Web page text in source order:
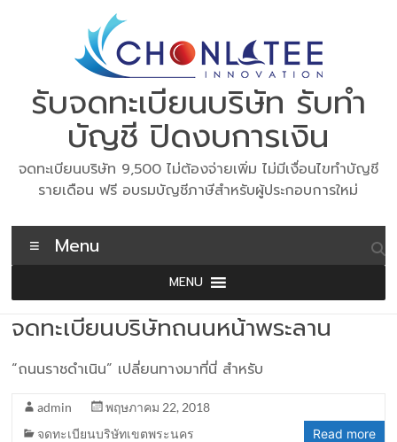
รับจดทะเบียนบริษัท รับทำ
บัญชี ปิดงบการเงิน
จดทะเบียนบริษัท 9,500 ไม่ต้องจ่ายเพิ่ม ไม่มีเงื่อนไขทำบัญชี
รายเดือน ฟรี อบรมบัญชีภาษีสำหรับผู้ประกอบการใหม่
Menu
MENU
จดทะเบียนบริษัทถนนหน้าพระลาน
“ถนนราชดำเนิน” เปลี่ยนทางมาที่นี่ สำหรับ
admin
พฤษภาคม 22, 2018
จดทะเบียนบริษัทเขตพระนคร
Read more